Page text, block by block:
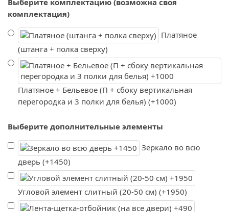
Выберите комплектацию (возможна своя
комплектация)
Платяное
(штанга + полка сверху)
Платяное + Бельевое (П + сбоку вертикальная
перегородка и 3 полки для белья) (+1000)
Выберите дополнительные элементы
Зеркало во всю
дверь (+1450)
Угловой элемент слитный (20-50 см) (+1950)